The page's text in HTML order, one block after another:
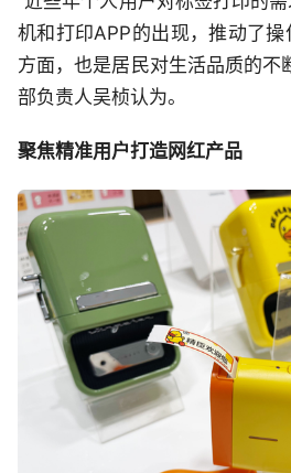
机和打印APP的出现，推动了
方面，也是居民对生活品质的不
部负责人吴桢认为。
聚焦精准用户打造网红产品